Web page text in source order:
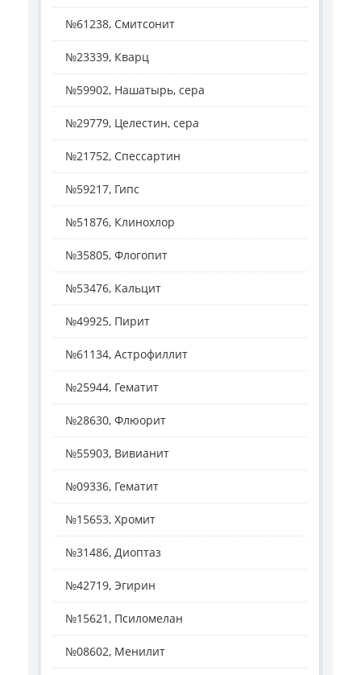
№61238, Смитсонит
№23339, Кварц
№59902, Нашатырь, сера
№29779, Целестин, сера
№21752, Спессартин
№59217, Гипс
№51876, Клинохлор
№35805, Флогопит
№53476, Кальцит
№49925, Пирит
№61134, Астрофиллит
№25944, Гематит
№28630, Флюорит
№55903, Вивианит
№09336, Гематит
№15653, Хромит
№31486, Диоптаз
№42719, Эгирин
№15621, Псиломелан
№08602, Менилит